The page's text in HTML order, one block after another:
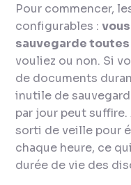
Pour commencer,
configurables :
sauvegarde toutes
vouliez ou non. Si
de documents
inutile de
par jour peut
sorti de veille pour
chaque heure, ce
durée de vie des